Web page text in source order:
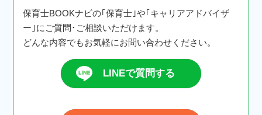
保育士BOOKナビの｢保育士｣や｢キャリアアドバイザ
ー｣にご質問･ご相談いただけます。
どんな内容でもお気軽にお問い合わせください。
LINEで質問する